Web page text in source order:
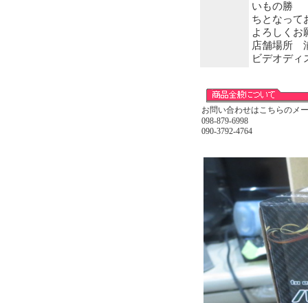
いもの勝
ちとなって
よろしくお
店舗場所
ビデオディ
お問い合わせはこちらのメ
098-879-6998
090-3792-4764